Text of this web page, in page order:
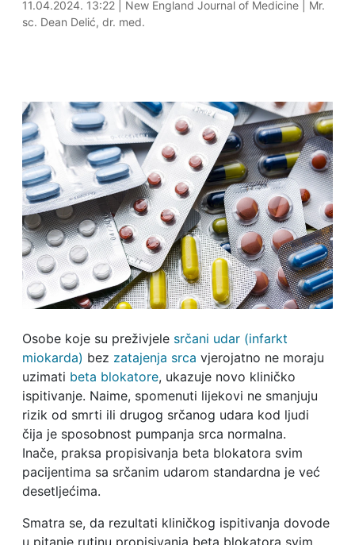
11.04.2024. 13:41
11.04.2024. 13:22| New England Journal of Medicine| Mr.
sc. Dean Delić, dr. med.
Osobe koje su preživjele srčani udar (infarkt
miokarda) bez zatajenja srca vjerojatno ne moraju
uzimati beta blokatore, ukazuje novo kliničko
ispitivanje. Naime, spomenuti lijekovi ne smanjuju
rizik od smrti ili drugog srčanog udara kod ljudi
čija je sposobnost pumpanja srca normalna.
Inače, praksa propisivanja beta blokatora svim
pacijentima sa srčanim udarom standardna je već
desetljećima.
Smatra se, da rezultati kliničkog ispitivanja dovode